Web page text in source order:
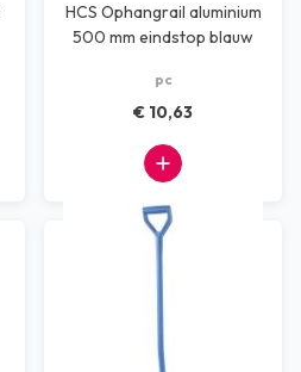
HCS Ophangrail aluminium
500 mm eindstop blauw
pc
€ 10,63